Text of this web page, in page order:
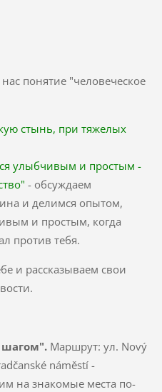
понятие "человеческое
стынь, при тяжелых
улыбчивым и простым -
- обсуждаем
и делимся опытом,
и простым, когда
против тебя.
и рассказываем свои
шагом". Маршрут: ул. Nový
náměstí -
на знакомые места по-